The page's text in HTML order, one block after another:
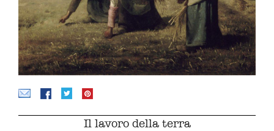
Il lavoro della terra